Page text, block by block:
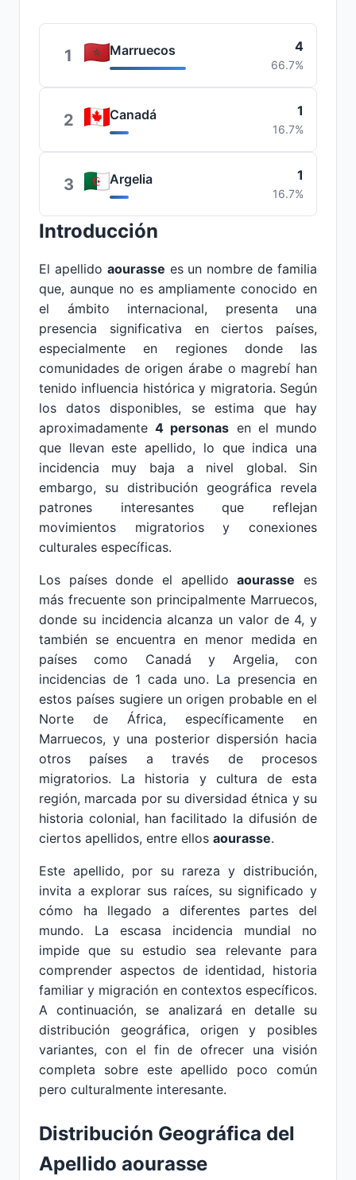
1 Marruecos 4
66.7%
2 Canadá 1
16.7%
3 Argelia 1
16.7%
Introducción
El apellido aourasse es un nombre de familia
que, aunque no es ampliamente conocido en
el ámbito internacional, presenta una
presencia significativa en ciertos países,
especialmente en regiones donde las
comunidades de origen árabe o magrebí han
tenido influencia histórica y migratoria. Según
los datos disponibles, se estima que hay
aproximadamente4 personas en el mundo
que llevan este apellido, lo que indica una
incidencia muy baja a nivel global. Sin
embargo, su distribución geográfica revela
patrones interesantes que reflejan
movimientos migratorios y conexiones
culturales específicas.
Los países donde el apellidoaourasse es
más frecuente son principalmente Marruecos,
donde su incidencia alcanza un valor de 4, y
también se encuentra en menor medida en
países como Canadá y Argelia, con
incidencias de 1 cada uno. La presencia en
estos países sugiere un origen probable en el
Norte de África, específicamente en
Marruecos, y una posterior dispersión hacia
otros países a través de procesos
migratorios. La historia y cultura de esta
región, marcada por su diversidad étnica y su
historia colonial, han facilitado la difusión de
ciertos apellidos, entre ellos aourasse.
Este apellido, por su rareza y distribución,
invita a explorar sus raíces, su significado y
cómo ha llegado a diferentes partes del
mundo. La escasa incidencia mundial no
impide que su estudio sea relevante para
comprender aspectos de identidad, historia
familiar y migración en contextos específicos.
A continuación, se analizará en detalle su
distribución geográfica, origen y posibles
variantes, con el fin de ofrecer una visión
completa sobre este apellido poco común
pero culturalmente interesante.
Distribución Geográfica del
Apellido aourasse